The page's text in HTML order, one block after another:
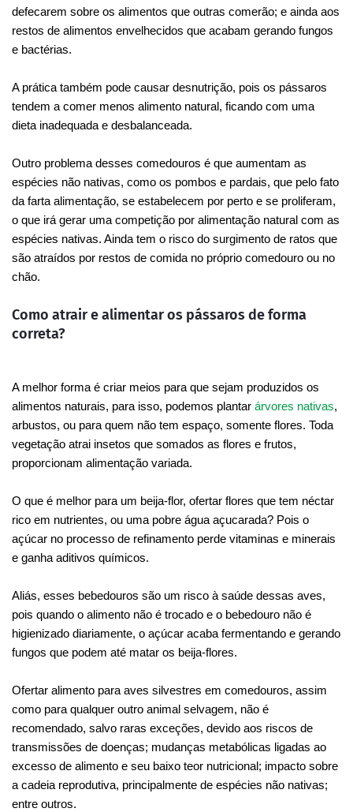
defecarem sobre os alimentos que outras comerão; e ainda aos
restos de alimentos envelhecidos que acabam gerando fungos
e bactérias.
A prática também pode causar desnutrição, pois os pássaros
tendem a comer menos alimento natural, ficando com uma
dieta inadequada e desbalanceada.
Outro problema desses comedouros é que aumentam as
espécies não nativas, como os pombos e pardais, que pelo fato
da farta alimentação, se estabelecem por perto e se proliferam,
o que irá gerar uma competição por alimentação natural com as
espécies nativas. Ainda tem o risco do surgimento de ratos que
são atraídos por restos de comida no próprio comedouro ou no
chão.
Como atrair e alimentar os pássaros de forma
correta?
A melhor forma é criar meios para que sejam produzidos os
alimentos naturais, para isso, podemos plantar árvores nativas,
arbustos, ou para quem não tem espaço, somente flores. Toda
vegetação atrai insetos que somados as flores e frutos,
proporcionam alimentação variada.
O que é melhor para um beija-flor, ofertar flores que tem néctar
rico em nutrientes, ou uma pobre água açucarada? Pois o
açúcar no processo de refinamento perde vitaminas e minerais
e ganha aditivos químicos.
Aliás, esses bebedouros são um risco à saúde dessas aves,
pois quando o alimento não é trocado e o bebedouro não é
higienizado diariamente, o açúcar acaba fermentando e gerando
fungos que podem até matar os beija-flores.
Ofertar alimento para aves silvestres em comedouros, assim
como para qualquer outro animal selvagem, não é
recomendado, salvo raras exceções, devido aos riscos de
transmissões de doenças; mudanças metabólicas ligadas ao
excesso de alimento e seu baixo teor nutricional; impacto sobre
a cadeia reprodutiva, principalmente de espécies não nativas;
entre outros.